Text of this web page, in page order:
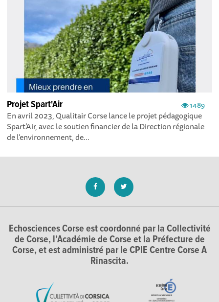
1489
Projet Spart'Air
En avril 2023, Qualitair Corse lance le projet pédagogique
Spart’Air, avec le soutien financier de la Direction régionale
de l’environnement, de...
Echosciences Corse est coordonné par la Collectivité
de Corse, l’Académie de Corse et la Préfecture de
Corse, et est administré par le CPIE Centre Corse A
Rinascita.